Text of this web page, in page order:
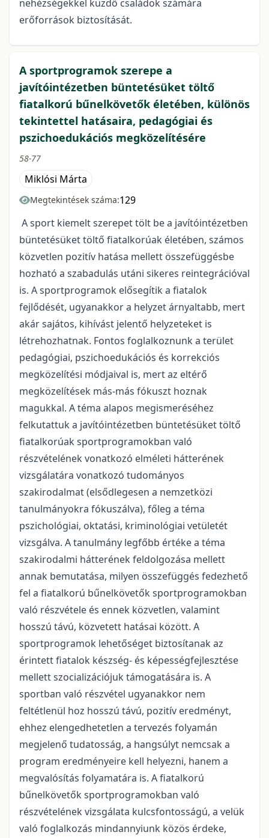
nehézségekkel küzdő családok számára
erőforrások biztosítását.
A sportprogramok szerepe a
javítóintézetben büntetésüket töltő
fiatalkorú bűnelkövetők életében, különös
tekintettel hatásaira, pedagógiai és
pszichoedukációs megközelítésére
58-77
Miklósi Márta
Megtekintések száma:129
A sport kiemelt szerepet tölt be a javítóintézetben
büntetésüket töltő fiatalkorúak életében, számos
közvetlen pozitív hatása mellett összefüggésbe
hozható a szabadulás utáni sikeres reintegrációval
is. A sportprogramok elősegítik a fiatalok
fejlődését, ugyanakkor a helyzet árnyaltabb, mert
akár sajátos, kihívást jelentő helyzeteket is
létrehozhatnak. Fontos foglalkoznunk a terület
pedagógiai, pszichoedukációs és korrekciós
megközelítési módjaival is, mert az eltérő
megközelítések más-más fókuszt hoznak
magukkal. A téma alapos megismeréséhez
felkutattuk a javítóintézetben büntetésüket töltő
fiatalkorúak sportprogramokban való
részvételének vonatkozó elméleti hátterének
vizsgálatára vonatkozó tudományos
szakirodalmat (elsődlegesen a nemzetközi
tanulmányokra fókuszálva), főleg a téma
pszichológiai, oktatási, kriminológiai vetületét
vizsgálva. A tanulmány legfőbb értéke a téma
szakirodalmi hátterének feldolgozása mellett
annak bemutatása, milyen összefüggés fedezhető
fel a fiatalkorú bűnelkövetők sportprogramokban
való részvétele és ennek közvetlen, valamint
hosszú távú, közvetett hatásai között. A
sportprogramok lehetőséget biztosítanak az
érintett fiatalok készség- és képességfejlesztése
mellett szocializációjuk támogatására is. A
sportban való részvétel ugyanakkor nem
feltétlenül hoz hosszú távú, pozitív eredményt,
ehhez elengedhetetlen a tervezés folyamán
megjelenő tudatosság, a hangsúlyt nemcsak a
program eredményeire kell helyezni, hanem a
megvalósítás folyamatára is. A fiatalkorú
bűnelkövetők sportprogramokban való
részvételének vizsgálata kulcsfontosságú, a velük
való foglalkozás mindannyiunk közös érdeke,